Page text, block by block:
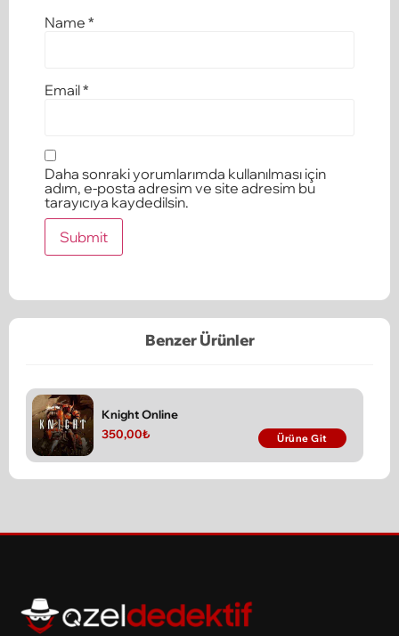
Name *
Email*
Daha sonraki yorumlarımda kullanılması için
adım, e-posta adresim ve site adresim bu
tarayıcıya kaydedilsin.
Benzer Ürünler
Knight Online
350,00₺ Ürüne Git